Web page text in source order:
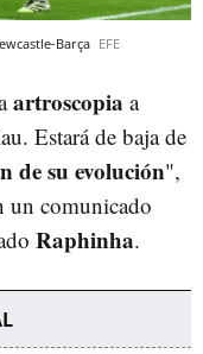
Barça EFE
artroscopia a
Estará de baja de
de su evolución",
un comunicado
Raphinha.